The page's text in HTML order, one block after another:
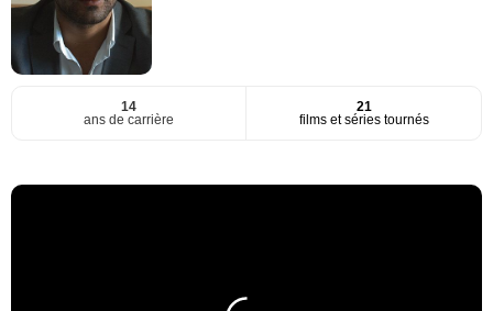
14
ans de carrière
21
films et séries tournés